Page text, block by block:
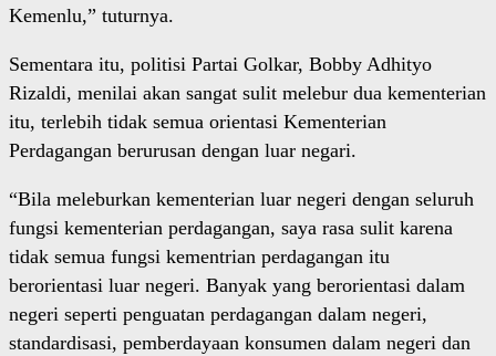
Kemenlu,” tuturnya.
Sementara itu, politisi Partai Golkar, Bobby Adhityo
Rizaldi, menilai akan sangat sulit melebur dua kementerian
itu, terlebih tidak semua orientasi Kementerian
Perdagangan berurusan dengan luar negari.
“Bila meleburkan kementerian luar negeri dengan seluruh
fungsi kementerian perdagangan, saya rasa sulit karena
tidak semua fungsi kementrian perdagangan itu
berorientasi luar negeri. Banyak yang berorientasi dalam
negeri seperti penguatan perdagangan dalam negeri,
standardisasi, pemberdayaan konsumen dalam negeri dan